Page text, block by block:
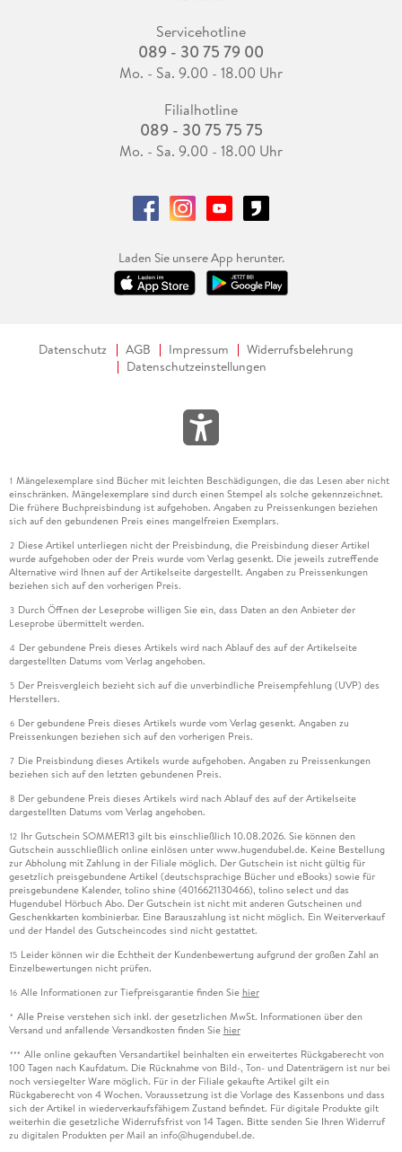
Servicehotline
089 - 30 75 79 00
Mo. - Sa. 9.00 - 18.00 Uhr
Filialhotline
089 - 30 75 75 75
Mo. - Sa. 9.00 - 18.00 Uhr
Laden Sie unsere App herunter.
Datenschutz AGB Impressum
Widerrufsbelehrung
Datenschutzeinstellungen
1 Mängelexemplare sind Bücher mit leichten Beschädigungen, die das Lesen aber nicht
einschränken. Mängelexemplare sind durch einen Stempel als solche gekennzeichnet.
Die frühere Buchpreisbindung ist aufgehoben. Angaben zu Preissenkungen beziehen
sich auf den gebundenen Preis eines mangelfreien Exemplars.
2 Diese Artikel unterliegen nicht der Preisbindung, die Preisbindung dieser Artikel
wurde aufgehoben oder der Preis wurde vom Verlag gesenkt. Die jeweils zutreffende
Alternative wird Ihnen auf der Artikelseite dargestellt. Angaben zu Preissenkungen
beziehen sich auf den vorherigen Preis.
3 Durch Öffnen der Leseprobe willigen Sie ein, dass Daten an den Anbieter der
Leseprobe übermittelt werden.
4 Der gebundene Preis dieses Artikels wird nach Ablauf des auf der Artikelseite
dargestellten Datums vom Verlag angehoben.
5 Der Preisvergleich bezieht sich auf die unverbindliche Preisempfehlung (UVP) des
Herstellers.
6 Der gebundene Preis dieses Artikels wurde vom Verlag gesenkt. Angaben zu
Preissenkungen beziehen sich auf den vorherigen Preis.
7 Die Preisbindung dieses Artikels wurde aufgehoben. Angaben zu Preissenkungen
beziehen sich auf den letzten gebundenen Preis.
8 Der gebundene Preis dieses Artikels wird nach Ablauf des auf der Artikelseite
dargestellten Datums vom Verlag angehoben.
12 Ihr Gutschein SOMMER13 gilt bis einschließlich 10.08.2026. Sie können den
Gutschein ausschließlich online einlösen unter www.hugendubel.de. Keine Bestellung
zur Abholung mit Zahlung in der Filiale möglich. Der Gutschein ist nicht gültig für
gesetzlich preisgebundene Artikel (deutschsprachige Bücher und eBooks) sowie für
preisgebundene Kalender, tolino shine (4016621130466), tolino select und das
Hugendubel Hörbuch Abo. Der Gutschein ist nicht mit anderen Gutscheinen und
Geschenkkarten kombinierbar. Eine Barauszahlung ist nicht möglich. Ein Weiterverkauf
und der Handel des Gutscheincodes sind nicht gestattet.
15 Leider können wir die Echtheit der Kundenbewertung aufgrund der großen Zahl an
Einzelbewertungen nicht prüfen.
16 Alle Informationen zur Tiefpreisgarantie finden Sie hier
* Alle Preise verstehen sich inkl. der gesetzlichen MwSt. Informationen über den
Versand und anfallende Versandkosten finden Sie hier
*** Alle online gekauften Versandartikel beinhalten ein erweitertes Rückgaberecht von
100 Tagen nach Kaufdatum. Die Rücknahme von Bild-, Ton- und Datenträgern ist nur bei
noch versiegelter Ware möglich. Für in der Filiale gekaufte Artikel gilt ein
Rückgaberecht von 4 Wochen. Voraussetzung ist die Vorlage des Kassenbons und dass
sich der Artikel in wiederverkaufsfähigem Zustand befindet. Für digitale Produkte gilt
weiterhin die gesetzliche Widerrufsfrist von 14 Tagen. Bitte senden Sie Ihren Widerruf
zu digitalen Produkten per Mail an info@hugendubel.de.